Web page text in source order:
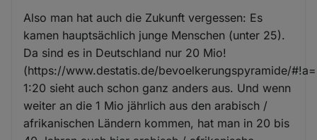
Also man hat auch die Zukunft vergessen: Es
kamen hauptsächlich junge Menschen (unter 25).
Da sind es in Deutschland nur 20 Mio!
(https://www.destatis.de/bevoelkerungspyramide/
1:20 sieht auch schon ganz anders aus. Und wenn
weiter an die 1 Mio jährlich aus den arabisch /
afrikanischen Ländern kommen, hat man in 20 bis